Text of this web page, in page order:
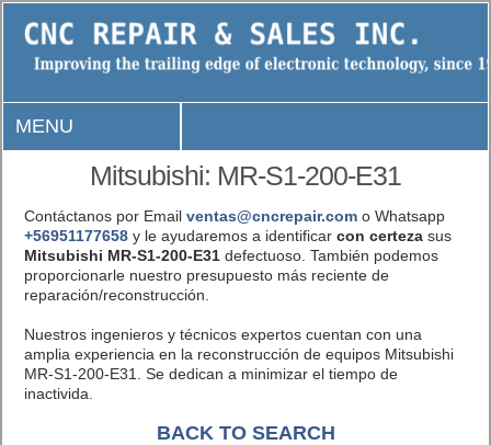
MENU
Mitsubishi: MR-S1-200-E31
Contáctanos por Email ventas@cncrepair.como Whatsapp
+56951177658y le ayudaremos a identificar con certezasus
Mitsubishi MR-S1-200-E31defectuoso. También podemos
proporcionarle nuestro presupuesto más reciente de
reparación/reconstrucción.
Nuestros ingenieros y técnicos expertos cuentan con una
amplia experiencia en la reconstrucción de equipos Mitsubishi
MR-S1-200-E31. Se dedican a minimizar el tiempo de
inactivida.
BACK TO SEARCH